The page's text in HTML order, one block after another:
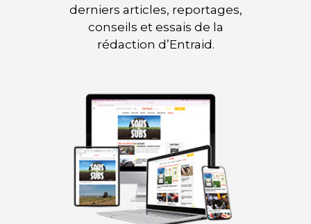
derniers articles, reportages,
conseils et essais de la
rédaction d’Entraid.